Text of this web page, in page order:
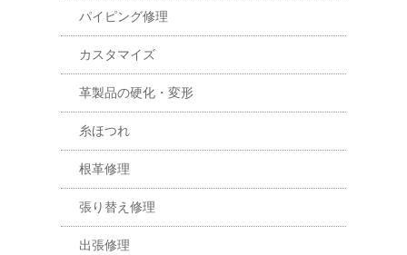
パイピング修理
カスタマイズ
革製品の硬化・変形
糸ほつれ
根革修理
張り替え修理
出張修理